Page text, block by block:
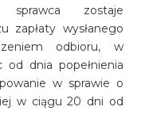
sprawca zostaje
zapłaty wysłanego
odbioru, w
dnia popełnienia
w sprawie o
w ciągu 20 dni od